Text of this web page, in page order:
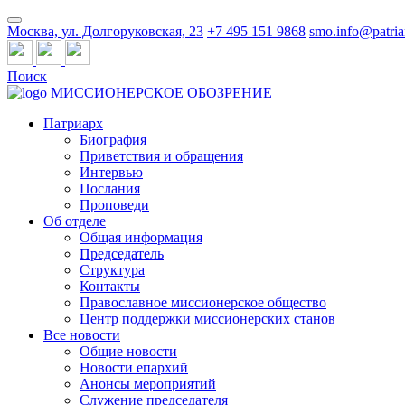
Москва, ул. Долгоруковская, 23 +7 495 151 9868
Поиск
МИССИОНЕРСКОЕ ОБОЗРЕНИЕ
Патриарх
Биография
Приветствия и обращения
Интервью
Послания
Проповеди
Об отделе
Общая информация
Председатель
Структура
Контакты
Православное миссионерское общество
Центр поддержки миссионерских станов
Все новости
Общие новости
Новости епархий
Анонсы мероприятий
Служение председателя